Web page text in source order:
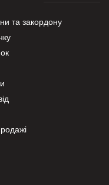
та закордону